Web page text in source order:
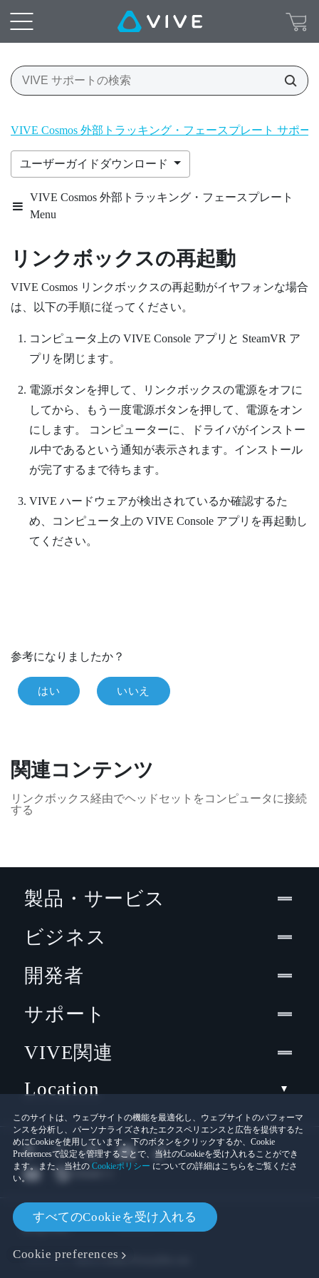
VIVE Cosmos 外部トラッキング・フェースプレート サポー
ユーザーガイドダウンロード
VIVE Cosmos 外部トラッキング・フェースプレート
Menu
リンクボックスの再起動
VIVE Cosmos リンクボックスの再起動がイヤフォンな場合
は、以下の手順に従ってください。
コンピュータ上の VIVE Consoleアプリと SteamVR ア
プリを閉じます。
電源ボタンを押して、リンクボックスの電源をオフに
してから、もう一度電源ボタンを押して、電源をオン
にします。
コンピューターに、ドライバがインストー
ル中であるという通知が表示されます。インストール
が完了するまで待ちます。
VIVE ハードウェアが検出されているか確認するた
め、コンピュータ上の VIVE Consoleアプリを再起動し
てください。
参考になりましたか？
はい いいえ
関連コンテンツ
リンクボックス経由でヘッドセットをコンピュータに接続
する
このサイトは、ウェブサイトの機能を最適化し、ウェブサイトのパフォーマ
ンスを分析し、パーソナライズされたエクスペリエンスと広告を提供するた
めにCookieを使用しています。下のボタンをクリックするか、Cookie
Preferencesで設定を管理することで、当社のCookieを受け入れることができ
ます。また、当社の Cookieポリシー についての詳細はこちらをご覧くださ
い。
すべてのCookieを受け入れる
Cookie preferences
製品・サービス
ビジネス
開発者
サポート
VIVE関連
Location
© 2011-2026 HTC Corporation
法的情報
Cookies
プライバシー連絡先:Global-Privacy@htc.com